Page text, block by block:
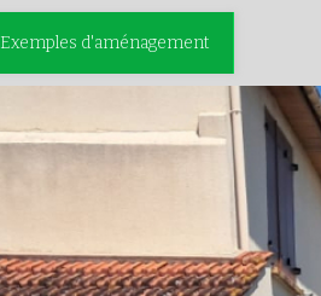
Exemples d'aménagement